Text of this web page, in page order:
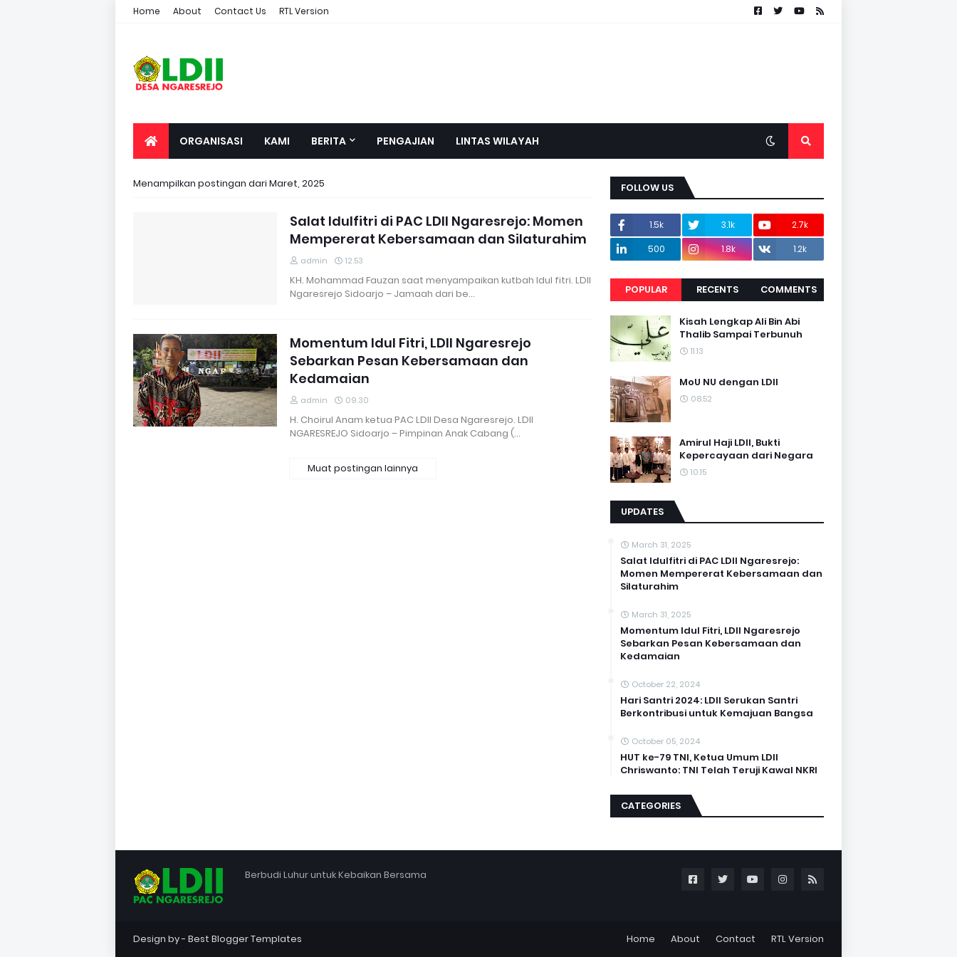
Home About Contact Us RTL Version
ORGANISASI KAMI BERITA PENGAJIAN LINTAS WILAYAH
Menampilkan postingan dari Maret, 2025
Salat Idulfitri di PAC LDII Ngaresrejo: Momen
Mempererat Kebersamaan dan Silaturahim
admin 12.53
KH. Mohammad Fauzan saat menyampaikan kutbah Idul fitri. LDII
Ngaresrejo Sidoarjo – Jamaah dari be…
Momentum Idul Fitri, LDII Ngaresrejo
Sebarkan Pesan Kebersamaan dan
Kedamaian
admin 09.30
H. Choirul Anam ketua PAC LDII Desa Ngaresrejo. LDII
NGARESREJO Sidoarjo – Pimpinan Anak Cabang (…
Muat postingan lainnya
FOLLOW US
1.5k 3.1k
2.7k
500
1.8k 1.2k
POPULAR RECENTS COMMENTS
Kisah Lengkap Ali Bin Abi
Thalib Sampai Terbunuh
11.13
MoU NU dengan LDII
08.52
Amirul Haji LDII, Bukti
Kepercayaan dari Negara
10.15
UPDATES
March 31, 2025
Salat Idulfitri di PAC LDII Ngaresrejo:
Momen Mempererat Kebersamaan dan
Silaturahim
March 31, 2025
Momentum Idul Fitri, LDII Ngaresrejo
Sebarkan Pesan Kebersamaan dan
Kedamaian
October 22, 2024
Hari Santri 2024: LDII Serukan Santri
Berkontribusi untuk Kemajuan Bangsa
October 05, 2024
HUT ke-79 TNI, Ketua Umum LDII
Chriswanto: TNI Telah Teruji Kawal NKRI
CATEGORIES
Berbudi Luhur untuk Kebaikan Bersama
Design by - Best Blogger Templates Home About Contact RTL Version